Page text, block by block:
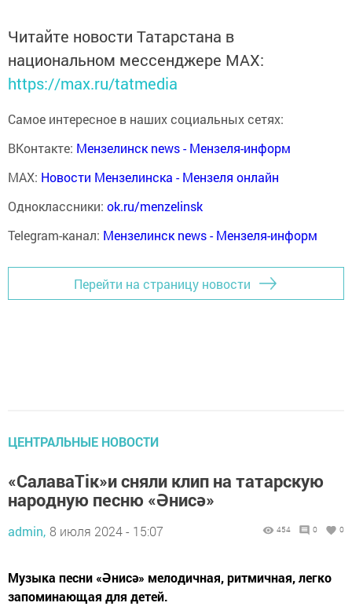
Читайте новости Татарстана в
национальном мессенджере MАХ:
https://max.ru/tatmedia
Самое интересное в наших социальных сетях:
ВКонтакте: Мензелинск news - Мензеля-информ
MAX: Новости Мензелинска - Мензеля онлайн
Одноклассники: ok.ru/menzelinsk
Telegram-канал: Мензелинск news - Мензеля-информ
Перейти на страницу новости
ЦЕНТРАЛЬНЫЕ НОВОСТИ
«СалаваТік»и сняли клип на татарскую
народную песню «Әнисә»
admin, 8 июля 2024 - 15:07 454 0 0
Музыка песни «Әнисә» мелодичная, ритмичная, легко
запоминающая для детей.